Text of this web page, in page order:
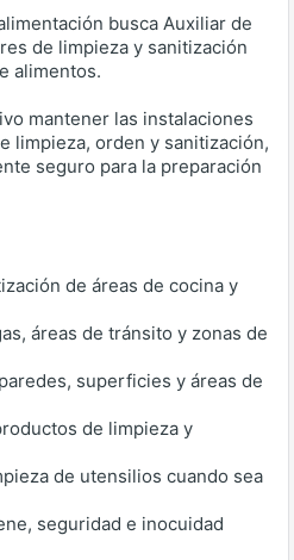
busca Auxiliar de
de limpieza y sanitización
alimentos.
mantener las instalaciones
limpieza, orden y sanitización,
seguro para la preparación
de áreas de cocina y
áreas de tránsito y zonas de
superficies y áreas de
de limpieza y
de utensilios cuando sea
seguridad e inocuidad